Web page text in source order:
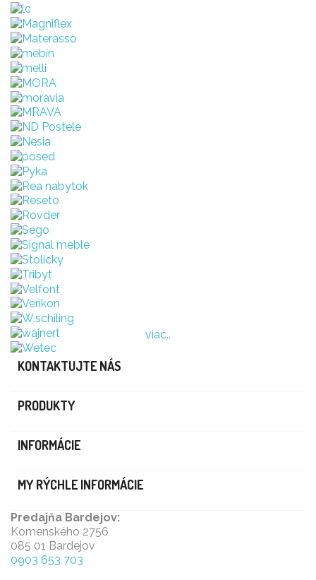
viac..
KONTAKTUJTE NÁS
PRODUKTY
INFORMÁCIE
MY RÝCHLE INFORMÁCIE
Predajňa Bardejov:
Komenského 2756
085 01 Bardejov
0903 653 703